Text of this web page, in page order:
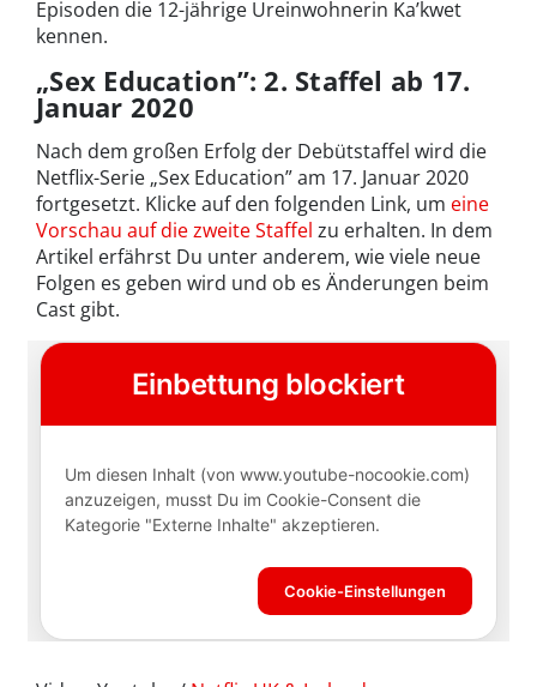
Episoden die 12-jährige Ureinwohnerin Ka’kwet
kennen.
„Sex Education”: 2. Staffel ab 17.
Januar 2020
Nach dem großen Erfolg der Debütstaffel wird die
Netflix-Serie „Sex Education” am 17. Januar 2020
fortgesetzt. Klicke auf den folgenden Link, um eine
Vorschau auf die zweite Staffel zu erhalten. In dem
Artikel erfährst Du unter anderem, wie viele neue
Folgen es geben wird und ob es Änderungen beim
Cast gibt.